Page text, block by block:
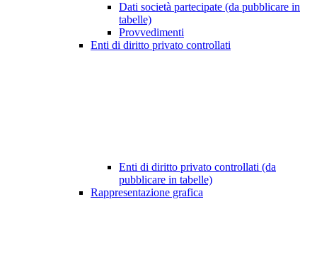
Dati società partecipate (da pubblicare in
tabelle)
Provvedimenti
Enti di diritto privato controllati
Enti di diritto privato controllati (da
pubblicare in tabelle)
Rappresentazione grafica